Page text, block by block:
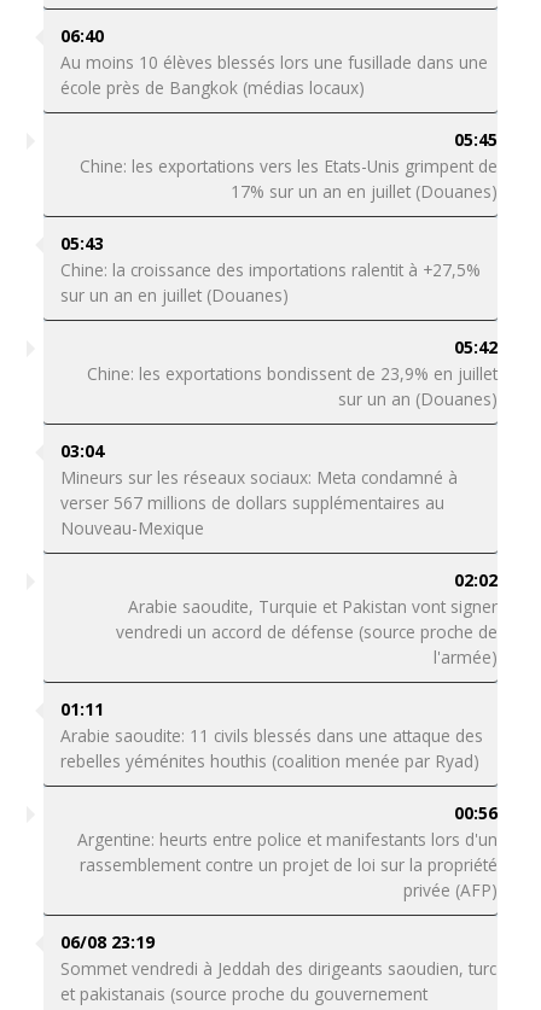
06:40
Au moins 10 élèves blessés lors une fusillade dans une
école près de Bangkok (médias locaux)
05:45
Chine: les exportations vers les Etats-Unis grimpent de
17% sur un an en juillet (Douanes)
05:43
Chine: la croissance des importations ralentit à +27,5%
sur un an en juillet (Douanes)
05:42
Chine: les exportations bondissent de 23,9% en juillet
sur un an (Douanes)
03:04
Mineurs sur les réseaux sociaux: Meta condamné à
verser 567 millions de dollars supplémentaires au
Nouveau-Mexique
02:02
Arabie saoudite, Turquie et Pakistan vont signer
vendredi un accord de défense (source proche de
l'armée)
01:11
Arabie saoudite: 11 civils blessés dans une attaque des
rebelles yéménites houthis (coalition menée par Ryad)
00:56
Argentine: heurts entre police et manifestants lors d'un
rassemblement contre un projet de loi sur la propriété
privée (AFP)
06/08 23:19
Sommet vendredi à Jeddah des dirigeants saoudien, turc
et pakistanais (source proche du gouvernement